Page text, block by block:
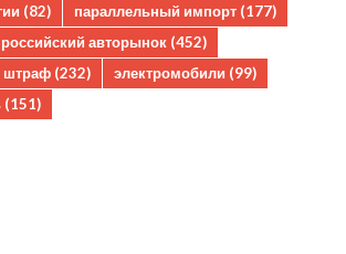
(82) параллельный импорт (177)
российский авторынок (452)
штраф (232) электромобили (99)
(151)